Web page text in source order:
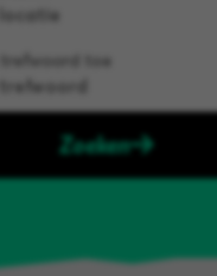
trefwoord toe
Zoeken